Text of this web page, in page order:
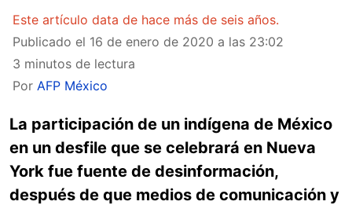
Este artículo data de hace más de seis años.
Publicado el 16 de enero de 2020 a las 23:02
3 minutos de lectura
Por AFP México
La participación de un indígena de México
en un desfile que se celebrará en Nueva
York fue fuente de desinformación,
después de que medios de comunicación y